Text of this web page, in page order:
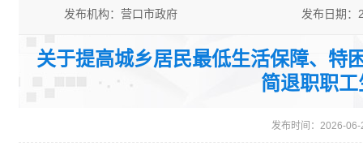
发布机构：营口市政府
发布日期：
公开类型：主动公开
关于提高城乡居民最低生活保障、特
简退职职
发布时间：2026-06-